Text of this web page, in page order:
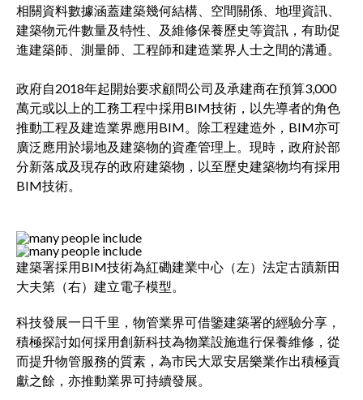
相關資料數據涵蓋建築幾何結構、空間關係、地理資訊、
建築物元件數量及特性、及維修保養歷史等資訊，有助促
進建築師、測量師、工程師和建造業界人士之間的溝通。
政府自2018年起開始要求顧問公司及承建商在預算3,000
萬元或以上的工務工程中採用BIM技術，以先導者的角色
推動工程及建造業界應用BIM。除工程建造外，BIM亦可
廣泛應用於場地及建築物的資產管理上。現時，政府於部
分新落成及現存的政府建築物，以至歷史建築物均有採用
BIM技術。
建築署採用BIM技術為紅磡建業中心（左）法定古蹟新田
大夫第（右）建立電子模型。
科技發展一日千里，物管業界可借鑒建築署的經驗分享，
積極探討如何採用創新科技為物業設施進行保養維修，從
而提升物管服務的質素，為市民大眾安居樂業作出積極貢
獻之餘，亦推動業界可持續發展。